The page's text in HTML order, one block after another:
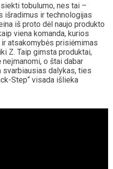
tobulumo, nes tai –
išradimus ir technologijas
iš proto dėl naujo produkto
viena komanda, kurios
atsakomybės prisiėmimas
Z. Taip gimsta produktai,
o štai dabar
dalykas, ties
Step“ visada išlieka